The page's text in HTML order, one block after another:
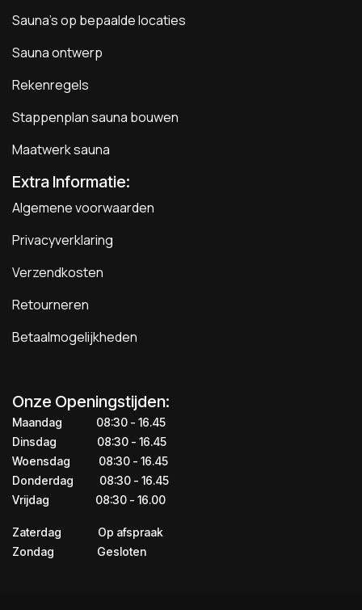
Sauna's op bepaalde locaties
Sauna ontwerp
Rekenregels
Stappenplan sauna bouwen
Maatwerk sauna
Extra Informatie:
Algemene voorwaarden
Privacyverklaring
Verzendkosten
Retourneren
Betaalmogelijkheden
Onze Openingstijden:
Maandag
​​​08:30 - 16.45​
Dinsdag
​​​​08:30 - 16.45
Woensdag
​08:30 - 16.45
Donderdag
​​​​​08:30 - 16.45
Vrijdag
​​​​​08:30 - 16.00
Zaterdag
​​Op afspraak
Zondag
​​Gesloten